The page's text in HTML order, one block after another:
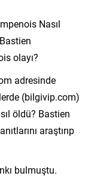
Nasıl
olayı?
adresinde
(bilgivip.com)
öldü? Bastien
araştırıp
bulmuştu.